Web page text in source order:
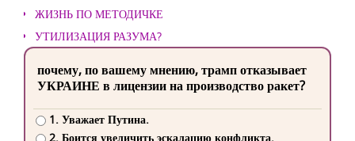
ЖИЗНЬ ПО МЕТОДИЧКЕ
УТИЛИЗАЦИЯ РАЗУМА?
почему, по вашему мнению, трамп отказывает
УКРАИНЕ в лицензии на производство ракет?
1. Уважает Путина.
2. Боится увеличить эскалацию конфликта.